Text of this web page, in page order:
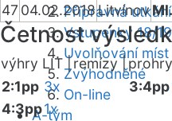
Přípravná
Vstupenky 18/19
Uvolňování míst
Zvýhodněné
On-line
A-tým
47 04.02.2018Litvínov
Četnost
výhry LIT |remízy |
2:1pp 3x
4:3pp1x
3:4pp